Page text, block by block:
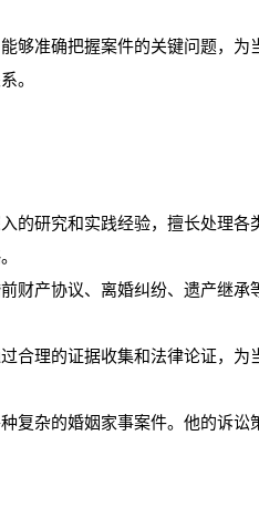
够准确把握案件的关键问题，
。
的研究和实践经验，擅长处理
财产协议、离婚纠纷、遗产继
合理的证据收集和法律论证，
复杂的婚姻家事案件。他的诉